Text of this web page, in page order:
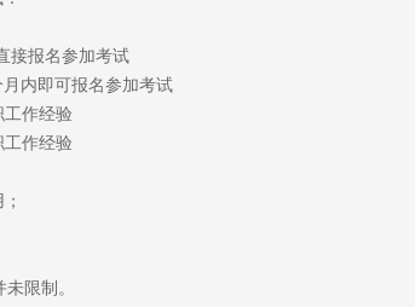
接报名参加考试
内即可报名参加考试
作经验
作经验
限制。